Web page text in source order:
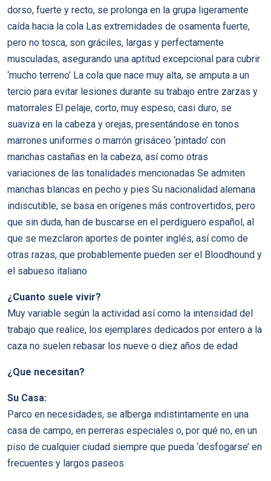
dorso, fuerte y recto, se prolonga en la grupa ligeramente
caída hacia la cola Las extremidades de osamenta fuerte,
pero no tosca, son gráciles, largas y perfectamente
musculadas, asegurando una aptitud excepcional para cubrir
‘mucho terreno’ La cola que nace muy alta, se amputa a un
tercio para evitar lesiones durante su trabajo entre zarzas y
matorrales El pelaje, corto, muy espeso, casi duro, se
suaviza en la cabeza y orejas, presentándose en tonos
marrones uniformes o marrón grisáceo ‘pintado’ con
manchas castañas en la cabeza, así como otras
variaciones de las tonalidades mencionadas Se admiten
manchas blancas en pecho y pies Su nacionalidad alemana
indiscutible, se basa en orígenes más controvertidos, pero
que sin duda, han de buscarse en el perdiguero español, al
que se mezclaron aportes de pointer inglés, así como de
otras razas, que probablemente pueden ser el Bloodhound y
el sabueso italiano
¿Cuanto suele vivir?
Muy variable según la actividad así como la intensidad del
trabajo que realice, los ejemplares dedicados por entero a la
caza no suelen rebasar los nueve o diez años de edad
¿Que necesitan?
Su Casa:
Parco en necesidades, se alberga indistintamente en una
casa de campo, en perreras especiales o, por qué no, en un
piso de cualquier ciudad siempre que pueda ‘desfogarse’ en
frecuentes y largos paseos